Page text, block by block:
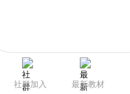
社群加入
最新教材